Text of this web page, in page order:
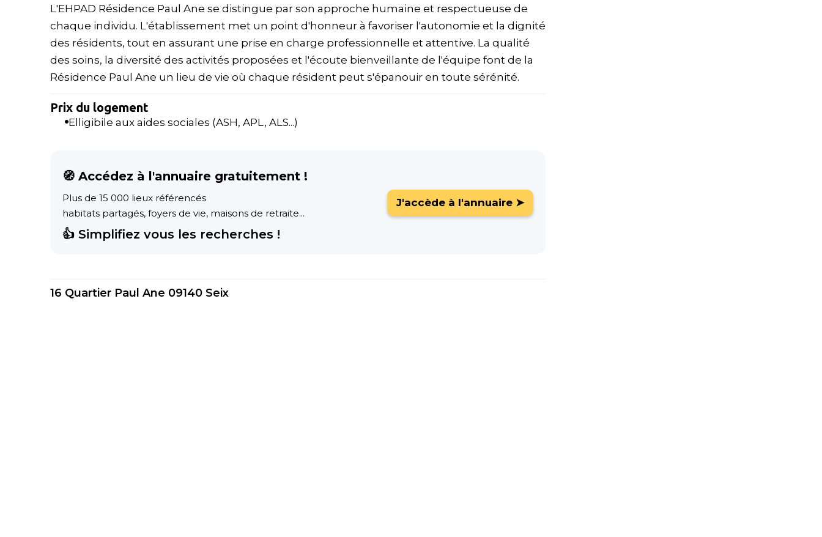
L'EHPAD Résidence Paul Ane se distingue par son approche humaine et respectueuse de
chaque individu. L'établissement met un point d'honneur à favoriser l'autonomie et la dignité
des résidents, tout en assurant une prise en charge professionnelle et attentive. La qualité
des soins, la diversité des activités proposées et l'écoute bienveillante de l'équipe font de la
Résidence Paul Ane un lieu de vie où chaque résident peut s'épanouir en toute sérénité.
Prix du logement
Elligibile aux aides sociales (ASH, APL, ALS...)
🧭 Accédez à l'annuaire gratuitement !
Plus de 15 000 lieux référencés
habitats partagés, foyers de vie, maisons de retraite...
👍 Simplifiez vous les recherches !
J'accède à l'annuaire ➤
16 Quartier Paul Ane 09140 Seix